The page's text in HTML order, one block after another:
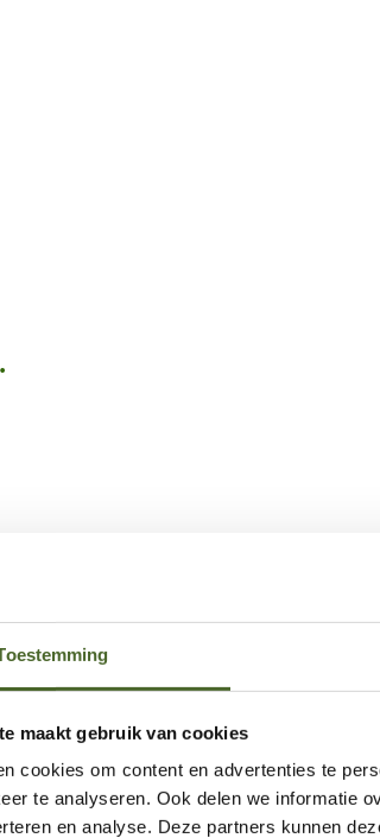
maakt gebruik van cookies
cookies om content en advertenties te
te analyseren. Ook delen we informatie
en analyse. Deze partners kunnen